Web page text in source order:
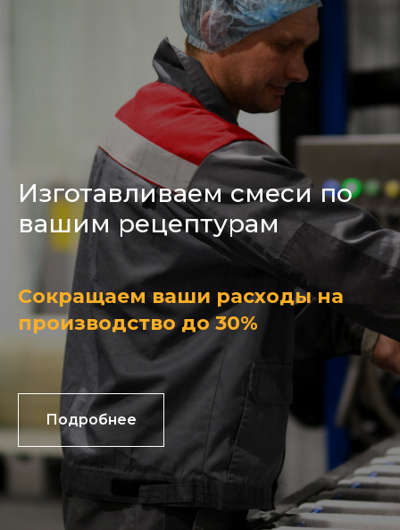
Изготавливаем смеси по
вашим рецептурам
Cокращаем ваши расходы на
производство до 30%
Подробнее